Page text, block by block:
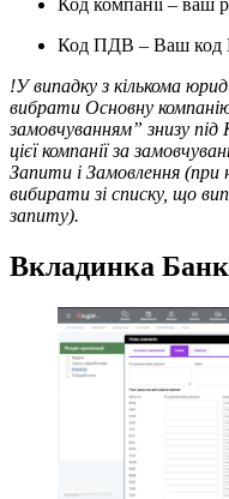
Код ПДВ – Ваш
!У випадку з кількома
вибрати Основну
замовчуванням” знизу
цієї компанії за
Запити і Замовлення
вибирати зі списку, що
запиту).
Вкладинка